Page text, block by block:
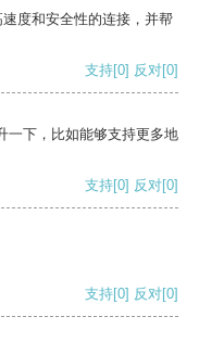
度和安全性的连接，并帮
支持[0] 反对[0]
一下，比如能够支持更多地
支持[0] 反对[0]
支持[0] 反对[0]